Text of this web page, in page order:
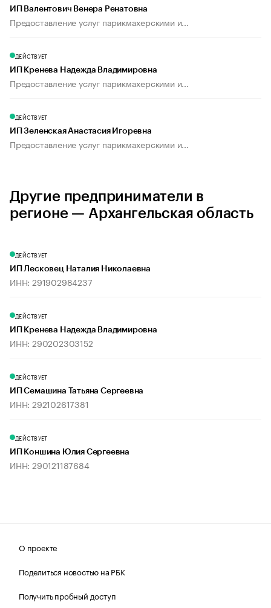
ИП Валентович Венера Ренатовна
Предоставление услуг парикмахерскими и...
ДЕЙСТВУЕТ
ИП Кренева Надежда Владимировна
Предоставление услуг парикмахерскими и...
ДЕЙСТВУЕТ
ИП Зеленская Анастасия Игоревна
Предоставление услуг парикмахерскими и...
Другие предприниматели в
регионе — Архангельская область
ДЕЙСТВУЕТ
ИП Лесковец Наталия Николаевна
ИНН: 291902984237
ДЕЙСТВУЕТ
ИП Кренева Надежда Владимировна
ИНН: 290202303152
ДЕЙСТВУЕТ
ИП Семашина Татьяна Сергеевна
ИНН: 292102617381
ДЕЙСТВУЕТ
ИП Коншина Юлия Сергеевна
ИНН: 290121187684
О проекте
Поделиться новостью на РБК
Получить пробный доступ